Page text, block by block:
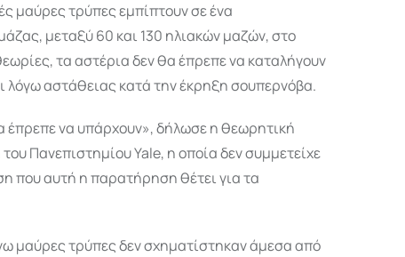
μαύρες τρύπες εμπίπτουν σε ένα
μεταξύ 60 και 130 ηλιακών μαζών, στο
τα αστέρια δεν θα έπρεπε να καταλήγουν
λόγω αστάθειας κατά την έκρηξη σουπερνόβα.
έπρεπε να υπάρχουν», δήλωσε η θεωρητική
Πανεπιστημίου Yale, η οποία δεν συμμετείχε
που αυτή η παρατήρηση θέτει για τα
μαύρες τρύπες δεν σχηματίστηκαν άμεσα από